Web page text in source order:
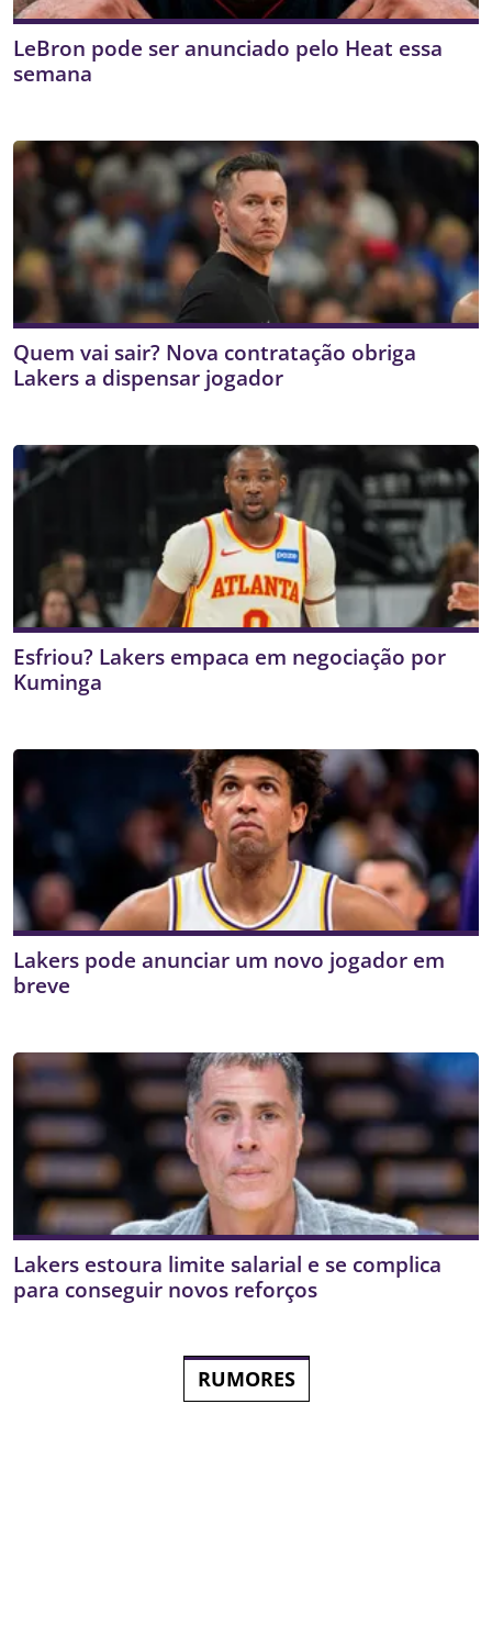
LeBron pode ser anunciado pelo Heat essa
semana
Quem vai sair? Nova contratação obriga
Lakers a dispensar jogador
Esfriou? Lakers empaca em negociação por
Kuminga
Lakers pode anunciar um novo jogador em
breve
Lakers estoura limite salarial e se complica
para conseguir novos reforços
RUMORES